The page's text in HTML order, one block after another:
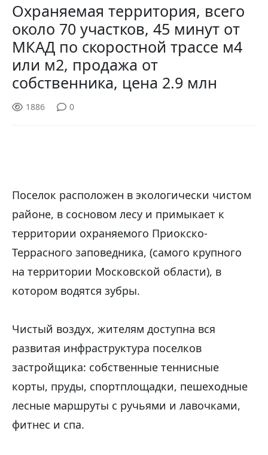
Охраняемая территория, всего
около 70 участков, 45 минут от
МКАД по скоростной трассе м4
или м2, продажа от
собственника, цена 2.9 млн
1886 0
Поселок расположен в экологически чистом
районе, в сосновом лесу и примыкает к
территории охраняемого Приокско-
Террасного заповедника, (самого крупного
на территории Московской области), в
котором водятся зубры.
Чистый воздух, жителям доступна вся
развитая инфраструктура поселков
застройщика: собственные теннисные
корты, пруды, спортплощадки, пешеходные
лесные маршруты с ручьями и лавочками,
фитнес и спа.